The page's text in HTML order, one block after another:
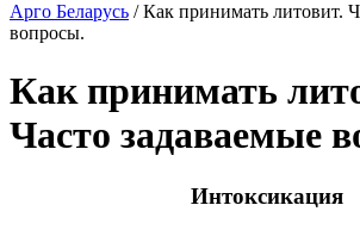
Арго Беларусь /Как принимать литовит.
вопросы.
Как принимать
Часто задаваемые
Интоксикация